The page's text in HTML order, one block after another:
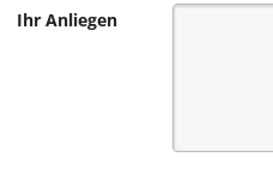
Ihr Anliegen